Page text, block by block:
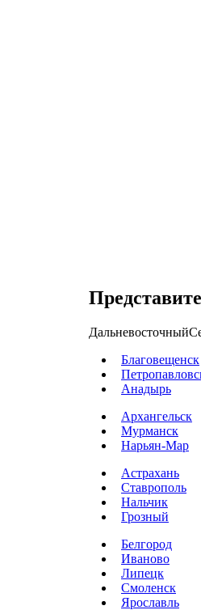
Дальневосточный
Благовещенск
Анадырь
Архангельск
Мурманск
Нарьян-Мар
Астрахань
Ставрополь
Нальчик
Грозный
Белгород
Иваново
Липецк
Смоленск
Ярославль